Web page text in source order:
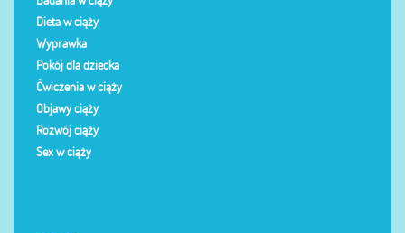
Dieta w ciąży
Wyprawka
Pokój dla dziecka
Ćwiczenia w ciąży
Objawy ciąży
Rozwój ciąży
Sex w ciąży